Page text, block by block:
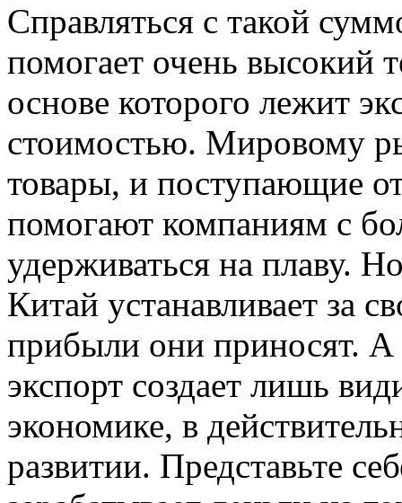
Справляться с такой
помогает очень высокий
основе которого лежит
стоимостью. Мировому
товары, и поступающие
помогают компаниям с
удерживаться на плаву.
Китай устанавливает за
прибыли они приносят.
экспорт создает лишь
экономике, в
развитии. Представьте